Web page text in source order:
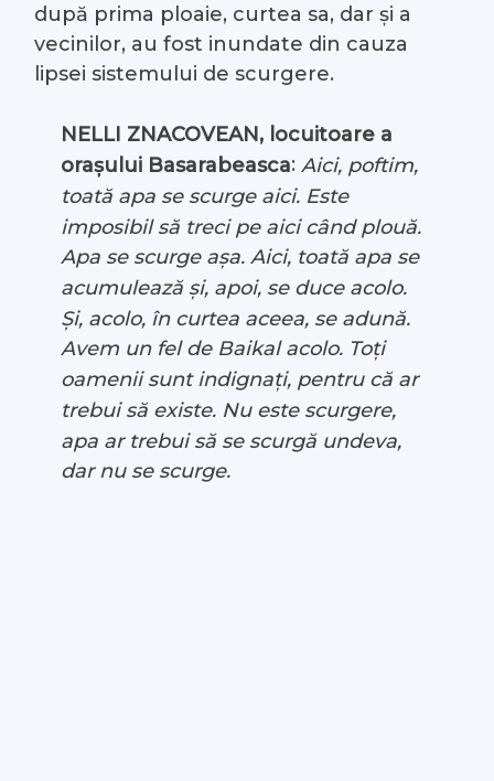
după prima ploaie, curtea sa, dar și a
vecinilor, au fost inundate din cauza
lipsei sistemului de scurgere.
NELLI ZNACOVEAN, locuitoare a
orașului Basarabeasca: Aici, poftim,
toată apa se scurge aici. Este
imposibil să treci pe aici când plouă.
Apa se scurge așa. Aici, toată apa se
acumulează și, apoi, se duce acolo.
Și, acolo, în curtea aceea, se adună.
Avem un fel de Baikal acolo. Toți
oamenii sunt indignați, pentru că ar
trebui să existe. Nu este scurgere,
apa ar trebui să se scurgă undeva,
dar nu se scurge.